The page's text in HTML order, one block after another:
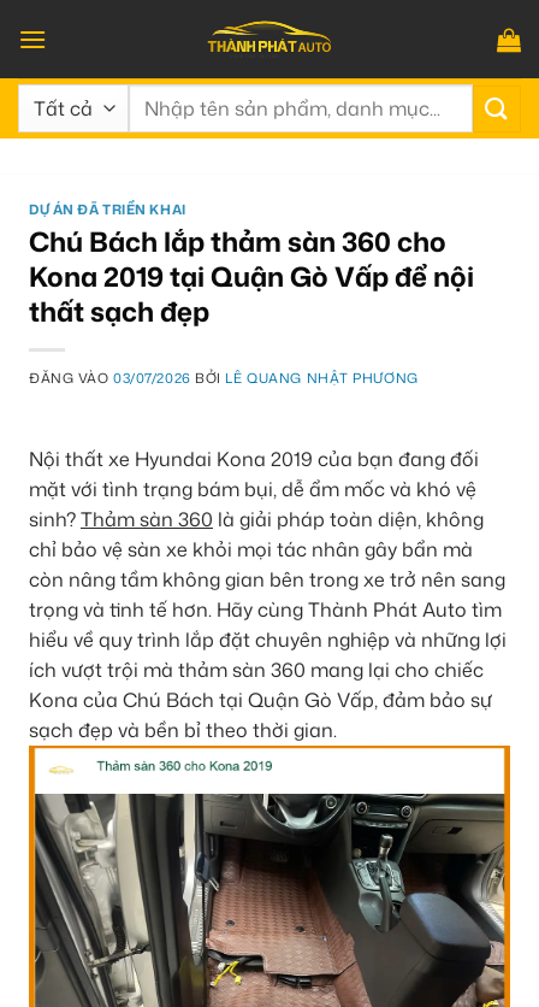
qua
nội
dung
Tìm
DỰ ÁN ĐÃ TRIỂN KHAI
Chú Bách lắp thảm sàn 360 cho
Kona 2019 tại Quận Gò Vấp để nội
thất sạch đẹp
ĐĂNG VÀO03/07/2026 BỞI LÊ QUANG NHẬT PHƯƠNG
Nội thất xe Hyundai Kona 2019 của bạn đang đối
mặt với tình trạng bám bụi, dễ ẩm mốc và khó vệ
sinh?Thảm sàn 360 là giải pháp toàn diện, không
chỉ bảo vệ sàn xe khỏi mọi tác nhân gây bẩn mà
còn nâng tầm không gian bên trong xe trở nên sang
trọng và tinh tế hơn. Hãy cùng Thành Phát Auto tìm
hiểu về quy trình lắp đặt chuyên nghiệp và những lợi
ích vượt trội mà thảm sàn 360 mang lại cho chiếc
Kona của Chú Bách tại Quận Gò Vấp, đảm bảo sự
sạch đẹp và bền bỉ theo thời gian.